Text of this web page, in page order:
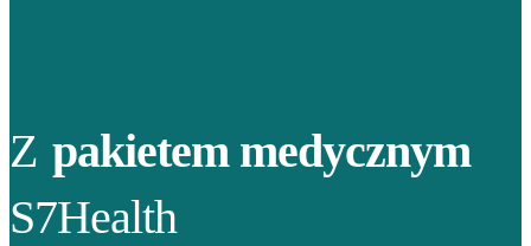
Z pakietem medycznym
S7Health